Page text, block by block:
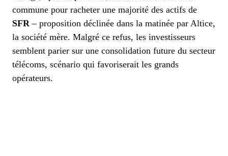
commune pour racheter une majorité des actifs de
SFR – proposition déclinée dans la matinée par Altice,
la société mère. Malgré ce refus, les investisseurs
semblent parier sur une consolidation future du secteur
télécoms, scénario qui favoriserait les grands
opérateurs.